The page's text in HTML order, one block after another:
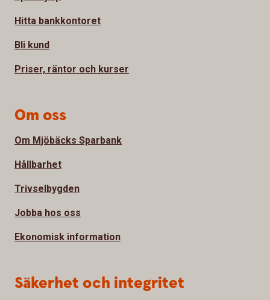
Hitta bankkontoret
Bli kund
Priser, räntor och kurser
Om oss
Om Mjöbäcks Sparbank
Hållbarhet
Trivselbygden
Jobba hos oss
Ekonomisk information
Säkerhet och integritet